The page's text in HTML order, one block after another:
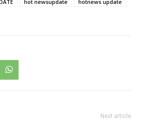
hot newsupdate
hotnews update
Next article